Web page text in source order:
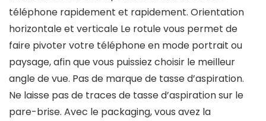
téléphone rapidement et rapidement. Orientation
horizontale et verticale Le rotule vous permet de
faire pivoter votre téléphone en mode portrait ou
paysage, afin que vous puissiez choisir le meilleur
angle de vue. Pas de marque de tasse d’aspiration.
Ne laisse pas de traces de tasse d’aspiration sur le
pare-brise. Avec le packaging, vous avez la